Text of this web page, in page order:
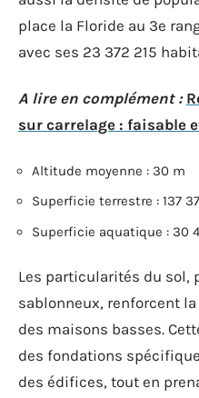
place la Floride au 3e
avec ses 23 372 215
A lire en complément :
sur carrelage : faisable
Altitude moyenne : 30 m
Superficie terrestre : 137
Superficie aquatique : 30
Les particularités du sol,
sablonneux, renforcent
des maisons basses.
des fondations
des édifices, tout en